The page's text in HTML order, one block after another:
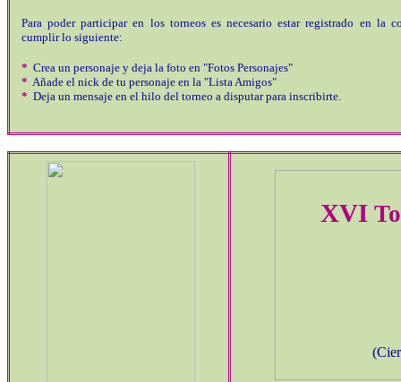
Para poder participar en los torneos es necesario estar registrado en la
cumplir lo siguiente:
* Crea un personaje y deja la foto en "Fotos Personajes"
* Añade el nick de tu personaje en la "Lista Amigos"
* Deja un mensaje en el hilo del torneo a disputar para inscribirte.
XVI